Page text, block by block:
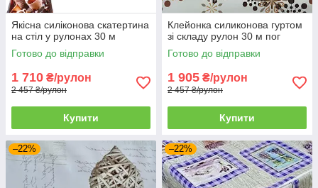
Якісна силіконова скатертина
на стіл у рулонах 30 м
Готово до відправки
1 710 ₴/рулон
2 457 ₴/рулон
Купити
Клейонка силиконова гуртом
зі складу рулон 30 м пог
Готово до відправки
1 905 ₴/рулон
2 457 ₴/рулон
Купити
–22% –22%